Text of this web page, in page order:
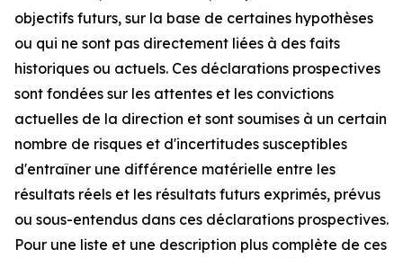
objectifs futurs, sur la base de certaines hypothèses
ou qui ne sont pas directement liées à des faits
historiques ou actuels. Ces déclarations prospectives
sont fondées sur les attentes et les convictions
actuelles de la direction et sont soumises à un certain
nombre de risques et d'incertitudes susceptibles
d'entraîner une différence matérielle entre les
résultats réels et les résultats futurs exprimés, prévus
ou sous-entendus dans ces déclarations prospectives.
Pour une liste et une description plus complète de ces